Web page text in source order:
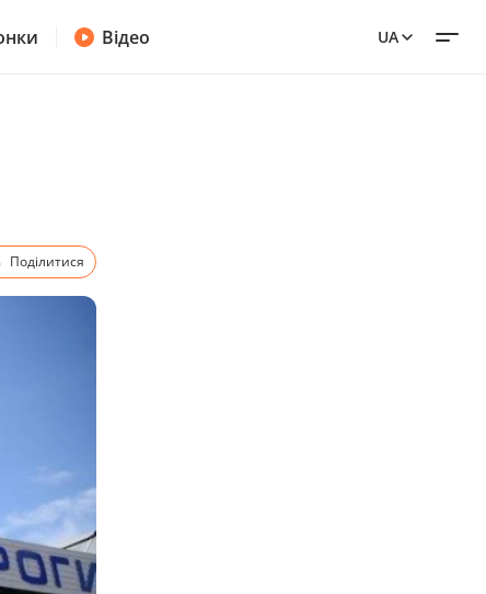
Відео UA
Поділитися